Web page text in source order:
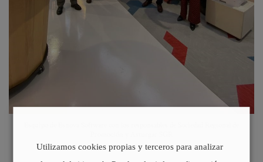
Utilizamos cookies propias y terceros para analizar